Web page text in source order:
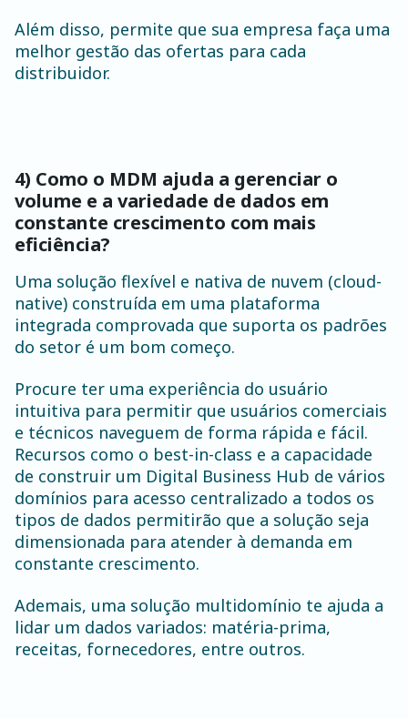
Além disso, permite que sua empresa faça uma
melhor gestão das ofertas para cada
distribuidor.
4) Como o MDM ajuda a gerenciar o
volume e a variedade de dados em
constante crescimento com mais
eficiência?
Uma solução flexível e nativa de nuvem (cloud-
native) construída em uma plataforma
integrada comprovada que suporta os padrões
do setor é um bom começo.
Procure ter uma experiência do usuário
intuitiva para permitir que usuários comerciais
e técnicos naveguem de forma rápida e fácil.
Recursos como o best-in-class e a capacidade
de construir um Digital Business Hub de vários
domínios para acesso centralizado a todos os
tipos de dados permitirão que a solução seja
dimensionada para atender à demanda em
constante crescimento.
Ademais, uma solução multidomínio te ajuda a
lidar um dados variados: matéria-prima,
receitas, fornecedores, entre outros.